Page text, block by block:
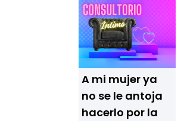
A mi mujer ya
no se le antoja
hacerlo por la